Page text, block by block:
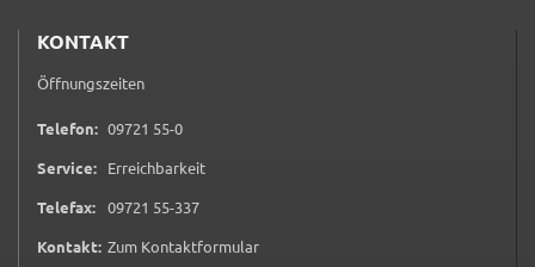
KONTAKT
Öffnungszeiten
Telefon: 09721 55-00 9 7 2 1 5 5 0
Service: Erreichbarkeit
Telefax: 09721 55-3370 9 7 2 1 5 5 3 3 7
Kontakt: Zum Kontaktformular(öffnet in neuem Tab)